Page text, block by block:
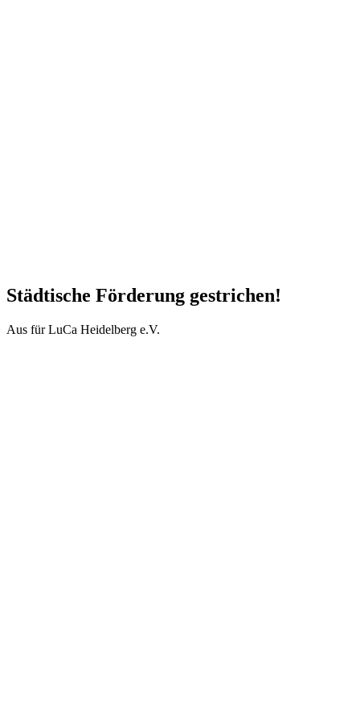
Städtische Förderung gestrichen!
Aus für LuCa Heidelberg e.V.